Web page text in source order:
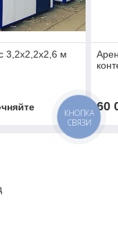
3,2х2,2х2,6 м
60
КНОПКА
СВЯЗИ